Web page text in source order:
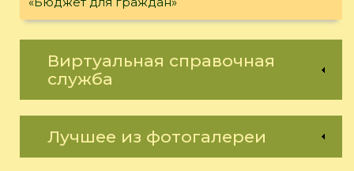
Виртуальная справочная
служба
Лучшее из фотогалереи